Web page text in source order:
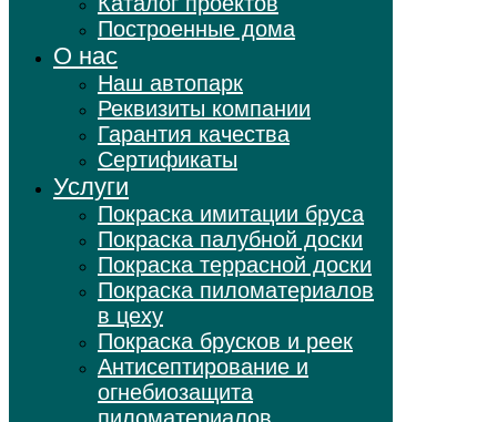
Построенные дома
О нас
Наш автопарк
Реквизиты компании
Гарантия качества
Сертификаты
Услуги
Покраска имитации бруса
Покраска палубной доски
Покраска террасной доски
Покраска пиломатериалов
в цеху
Покраска брусков и реек
Антисептирование и
огнебиозащита
пиломатериалов